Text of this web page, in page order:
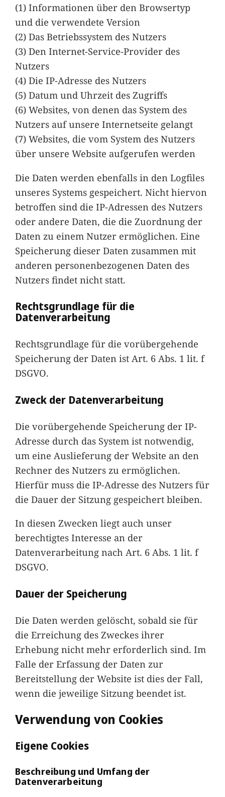
(1) Informationen über den Browsertyp
und die verwendete Version
(2) Das Betriebssystem des Nutzers
(3) Den Internet-Service-Provider des
Nutzers
(4) Die IP-Adresse des Nutzers
(5) Datum und Uhrzeit des Zugriffs
(6) Websites, von denen das System des
Nutzers auf unsere Internetseite gelangt
(7) Websites, die vom System des Nutzers
über unsere Website aufgerufen werden
Die Daten werden ebenfalls in den Logfiles
unseres Systems gespeichert. Nicht hiervon
betroffen sind die IP-Adressen des Nutzers
oder andere Daten, die die Zuordnung der
Daten zu einem Nutzer ermöglichen. Eine
Speicherung dieser Daten zusammen mit
anderen personenbezogenen Daten des
Nutzers findet nicht statt.
Rechtsgrundlage für die
Datenverarbeitung
Rechtsgrundlage für die vorübergehende
Speicherung der Daten ist Art. 6 Abs. 1 lit. f
DSGVO.
Zweck der Datenverarbeitung
Die vorübergehende Speicherung der IP-
Adresse durch das System ist notwendig,
um eine Auslieferung der Website an den
Rechner des Nutzers zu ermöglichen.
Hierfür muss die IP-Adresse des Nutzers für
die Dauer der Sitzung gespeichert bleiben.
In diesen Zwecken liegt auch unser
berechtigtes Interesse an der
Datenverarbeitung nach Art. 6 Abs. 1 lit. f
DSGVO.
Dauer der Speicherung
Die Daten werden gelöscht, sobald sie für
die Erreichung des Zweckes ihrer
Erhebung nicht mehr erforderlich sind. Im
Falle der Erfassung der Daten zur
Bereitstellung der Website ist dies der Fall,
wenn die jeweilige Sitzung beendet ist.
Verwendung von Cookies
Eigene Cookies
Beschreibung und Umfang der
Datenverarbeitung